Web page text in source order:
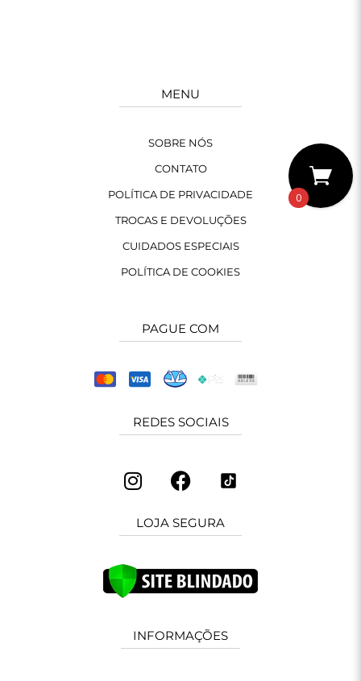
MENU
SOBRE NÓS
CONTATO
POLÍTICA DE PRIVACIDADE
TROCAS E DEVOLUÇÕES
CUIDADOS ESPECIAIS
POLÍTICA DE COOKIES
PAGUE COM
REDES SOCIAIS
LOJA SEGURA
INFORMAÇÕES
0